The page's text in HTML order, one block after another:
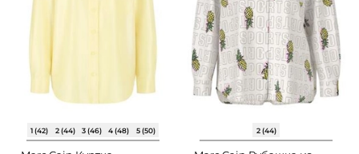
1 (42) 2 (44) 3 (46) 4 (48) 5 (50) 2 (44)